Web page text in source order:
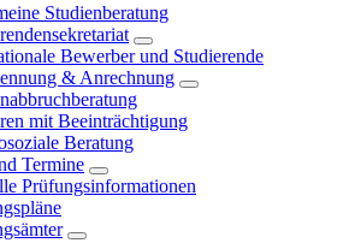
Studienberatung
Bewerber und Studierende
& Anrechnung
mit Beeinträchtigung
Beratung
Termine
Prüfungsinformationen